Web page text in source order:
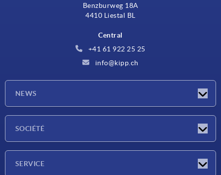
Benzburweg 18A
4410 Liestal BL
Central
+41 61 922 25 25
info@kipp.ch
NEWS
SOCIÉTÉ
SERVICE